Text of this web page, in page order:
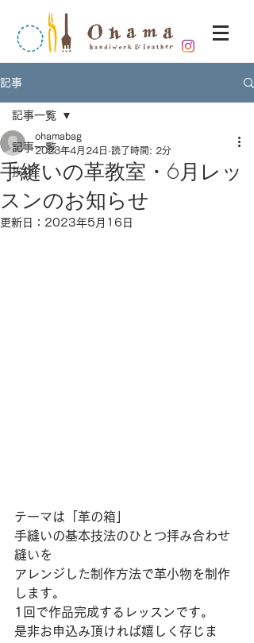
記事
記事一覧
挨拶
記事一覧
手縫いの革教室・6月レッ
スンのお知らせ
ohamabag
2023年4月24日 読了時間: 2分
更新日： 2023年5月16日
テーマは「革の箱」
手縫いの基本技法のひとつ拝み合わせ
縫いを
アレンジした制作方法で革小物を制作
します。
1回で作品完成するレッスンです。
是非お申込み頂ければ嬉しく存じま